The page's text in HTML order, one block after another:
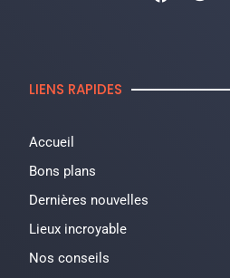
LIENS RAPIDES
Accueil
Bons plans
Dernières nouvelles
Lieux incroyable
Nos conseils